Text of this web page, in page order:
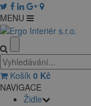
MENU
Košík 0 Kč
NAVIGACE
Židle